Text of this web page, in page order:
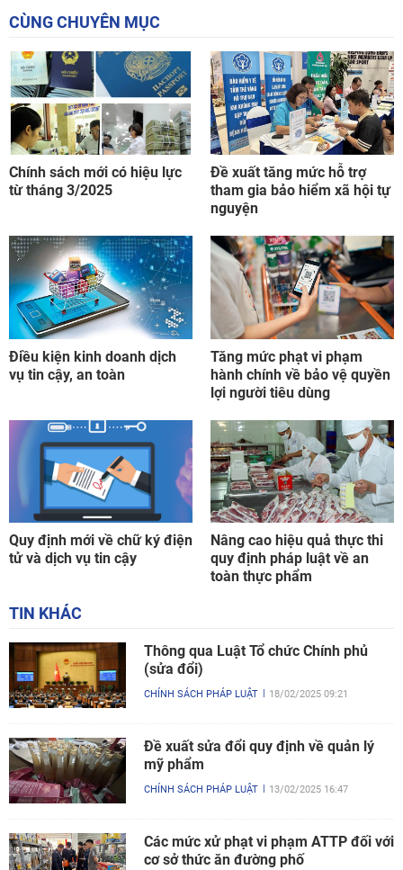
CÙNG CHUYÊN MỤC
Chính sách mới có hiệu lực
từ tháng 3/2025
Đề xuất tăng mức hỗ trợ
tham gia bảo hiểm xã hội tự
nguyện
Điều kiện kinh doanh dịch
vụ tin cậy, an toàn
Tăng mức phạt vi phạm
hành chính về bảo vệ quyền
lợi người tiêu dùng
Quy định mới về chữ ký điện
tử và dịch vụ tin cậy
Nâng cao hiệu quả thực thi
quy định pháp luật về an
toàn thực phẩm
TIN KHÁC
Thông qua Luật Tổ chức Chính phủ
(sửa đổi)
CHÍNH SÁCH PHÁP LUẬT 18/02/2025 09:21
Đề xuất sửa đổi quy định về quản lý
mỹ phẩm
CHÍNH SÁCH PHÁP LUẬT 13/02/2025 16:47
Các mức xử phạt vi phạm ATTP đối với
cơ sở thức ăn đường phố